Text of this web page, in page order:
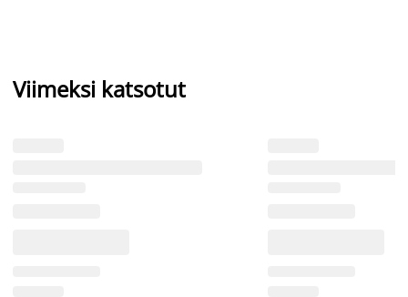
Viimeksi katsotut